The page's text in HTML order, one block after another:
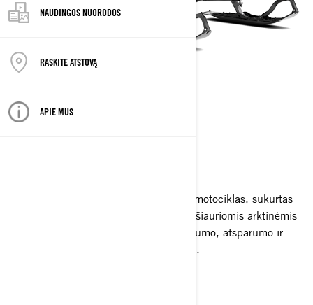
NAUDINGOS NUORODOS
RASKITE ATSTOVĄ
APIE MUS
XTERRAIN
„Lynx Xterrain“ yra universalus sniego motociklas, sukurtas
įveikti bet kokius iššūkius, kylančius atšiauriomis arktinėmis
sąlygomis. „Xterrain“ siūlo unikalų našumo, atsparumo ir
bekompromisių nuotykių savybių derinį.